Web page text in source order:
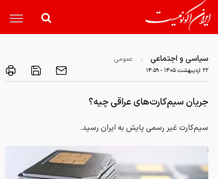
سیاسی و اجتماعی عمومی
۲۲ ارديبهشت ۱۴۰۵ - ۱۴:۵۹
جریان سیم‌کارت‌های عراقی چیه؟
سیم‌کارت غیر رسمی پایش به ایران رسید.